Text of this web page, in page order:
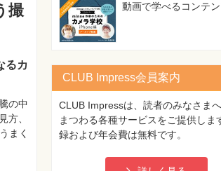
撮
るカ
の中
方、
まく
動画で学べるコンテ
CLUB Impress会員案内
CLUB Impressは、読者のみなさま
まつわる各種サービスをご提供しま
録および年会費は無料です。